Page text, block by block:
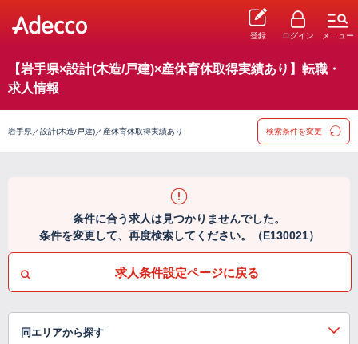
登録 ログイン メニュー
【岩手県×設計(木造/戸建)×産休育休取得実績あり】転職・
求人情報
岩手県／設計(木造/戸建)／産休育休取得実績あり 検索条件を変更
条件に合う求人は見つかりませんでした。
条件を変更して、再度検索してください。（E130021）
求人条件設定ページに戻る
同エリアから探す